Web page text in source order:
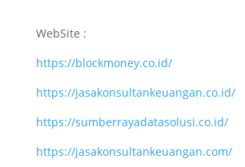
WebSite :
https://blockmoney.co.id/
https://jasakonsultankeuangan.co.id/
https://sumberrayadatasolusi.co.id/
https://jasakonsultankeuangan.com/